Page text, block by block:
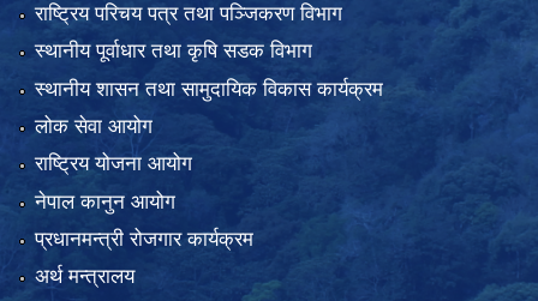
राष्ट्रिय परिचय पत्र तथा पञ्जिकरण विभाग
स्थानीय पूर्वाधार तथा कृषि सडक विभाग
स्थानीय शासन तथा सामुदायिक विकास कार्यक्रम
लोक सेवा आयोग
राष्ट्रिय योजना आयोग
नेपाल कानुन आयोग
प्रधानमन्त्री रोजगार कार्यक्रम
अर्थ मन्त्रालय